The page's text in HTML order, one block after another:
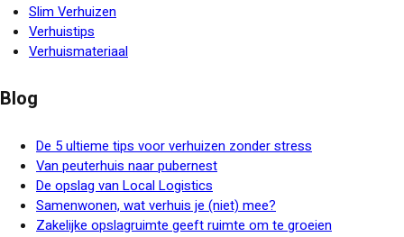
Slim Verhuizen
Verhuistips
Verhuismateriaal
Blog
De 5 ultieme tips voor verhuizen zonder stress
Van peuterhuis naar pubernest
De opslag van Local Logistics
Samenwonen, wat verhuis je (niet) mee?
Zakelijke opslagruimte geeft ruimte om te groeien